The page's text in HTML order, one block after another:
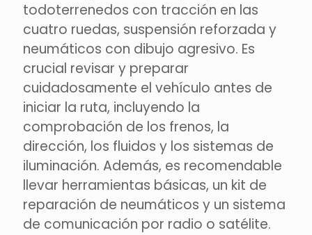
todoterrenedos con tracción en las
cuatro ruedas, suspensión reforzada y
neumáticos con dibujo agresivo. Es
crucial revisar y preparar
cuidadosamente el vehículo antes de
iniciar la ruta, incluyendo la
comprobación de los frenos, la
dirección, los fluidos y los sistemas de
iluminación. Además, es recomendable
llevar herramientas básicas, un kit de
reparación de neumáticos y un sistema
de comunicación por radio o satélite.